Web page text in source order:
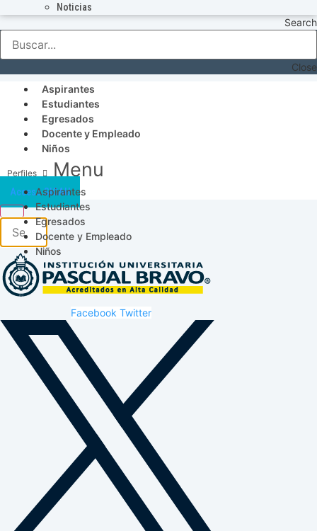
Noticias
Search
Close
Aspirantes
Estudiantes
Egresados
Docente y Empleado
Niños
Menu
Aspirantes
Estudiantes
Egresados
Docente y Empleado
Niños
Acceso SICAU
Facebook Twitter